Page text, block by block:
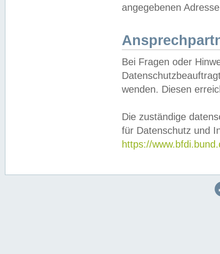
angegebenen
Bei Fragen oder
wenden. Diesen
Die zuständige
für Datenschutz und
https://